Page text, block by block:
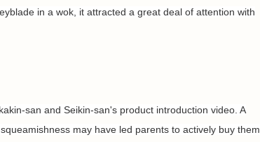
in a wok, it attracted a great deal of attention with
san and Seikin-san's product introduction video. A
may have led parents to actively buy them.